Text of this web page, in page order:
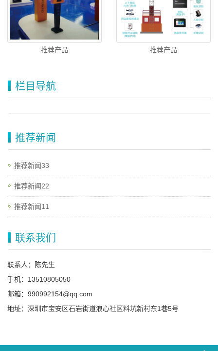
推荐产品 推荐产品
栏目导航
推荐新闻
推荐新闻33
推荐新闻22
推荐新闻11
联系我们
联系人：陈先生
手机：13510805050
邮箱：990992154@qq.com
地址：深圳市宝安区石岩街道浪心社区料坑新村东1巷5号